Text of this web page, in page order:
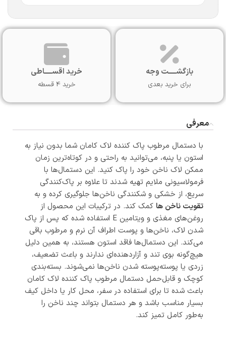
بازگشـــــت وجه
برای خرید بعدی
خرید اقســـــاطی
خرید 4 قسطه
معرفی
با دستمال مرطوب پاک کننده لاک کامان شما بدون نیاز به
استون یا پنبه، می‌توانید به راحتی و در کوتاه‌ترین زمان
ممکن لاک ناخن خود را پاک کنید. این دستمال‌ها با
فرمولاسیونی ملایم تهیه شدند تا علاوه بر پاک‌کنندگی
سریع، از خشکی و شکنندگی ناخن‌ها جلوگیری کرده و به
تقویت ناخن ها کمک کند. در ترکیبات این محصول از
روغن‌های مغذی و ویتامین E استفاده شده که پس از پاک
شدن لاک، ناخن‌ها و پوست اطراف آن نرم و مرطوب باقی
می‌کند. این دستمال‌ها فاقد استون هستند، به همین دلیل
هیچ‌گونه بوی تند و آزاردهنده‌ای ندارند و باعث تضعیف،
زردی یا پوسته‌پوسته شدن ناخن‌ها نمی‌شوند. بسته‌بندی
کوچک و قابل‌حمل دستمال مرطوب پاک کننده لاک کامان
باعث شده تا برای استفاده در سفر، محل کار یا داخل کیف
بسیار مناسب باشد و هر دستمال بتواند چند ناخن را
به‌طور کامل تمیز کند.